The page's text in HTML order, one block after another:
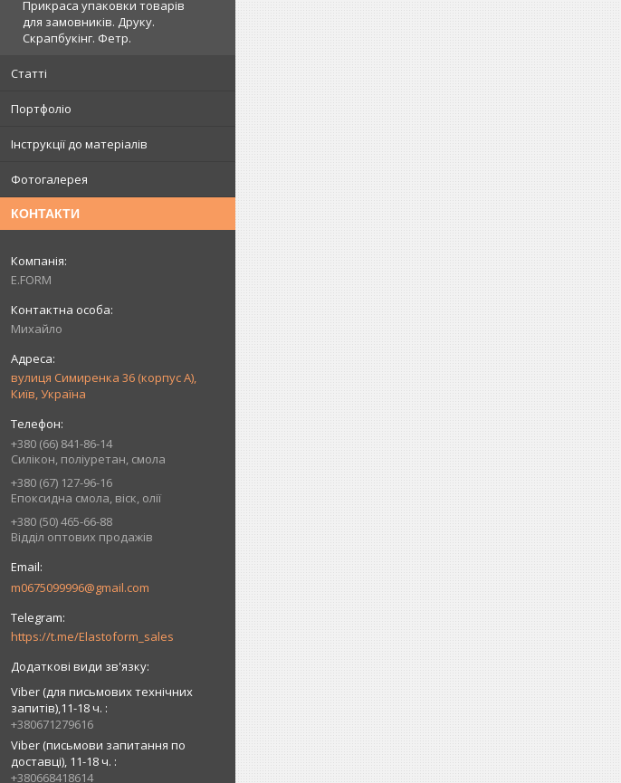
Прикраса упаковки товарів
для замовників. Друку.
Скрапбукінг. Фетр.
Статті
Портфоліо
Інструкції до матеріалів
Фотогалерея
КОНТАКТИ
E.FORM
Михайло
вулиця Симиренка 36 (корпус А),
Київ, Україна
+380 (66) 841-86-14
Силікон, поліуретан, смола
+380 (67) 127-96-16
Епоксидна смола, віск, олії
+380 (50) 465-66-88
Відділ оптових продажів
m0675099996@gmail.com
https://t.me/Elastoform_sales
Viber (для письмових технічних
запитів),11-18 ч.
+380671279616
Viber (письмови запитання по
доставці), 11-18 ч.
+380668418614